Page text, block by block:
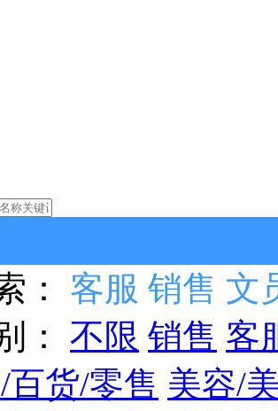
：
客服 销售 文
：
不限 销售 客
百货/零售 美容/